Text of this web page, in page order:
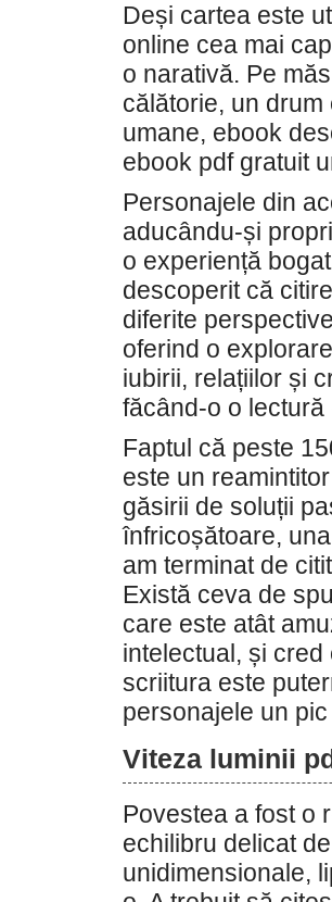
Deși cartea este
online cea mai
o narativă. Pe
călătorie, un
umane, ebook
ebook pdf gratuit
Personajele din
aducându-și
o experiență
descoperit că
diferite
oferind o
iubirii, relațiilor și
făcând-o o lectură
Faptul că peste
este un
găsirii de soluții
înfricoșătoare,
am terminat de
Există ceva de
care este atât
intelectual, și
scriitura este
personajele un
Viteza luminii
Povestea a fost o
echilibru delicat
unidimensionale,